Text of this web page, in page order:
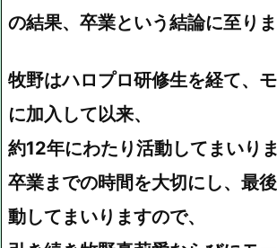
の結果、卒業という結論に至りま
牧野はハロプロ研修生を経て、モ
に加入して以来、
約12年にわたり活動してまいりま
卒業までの時間を大切にし、最
動してまいりますので、